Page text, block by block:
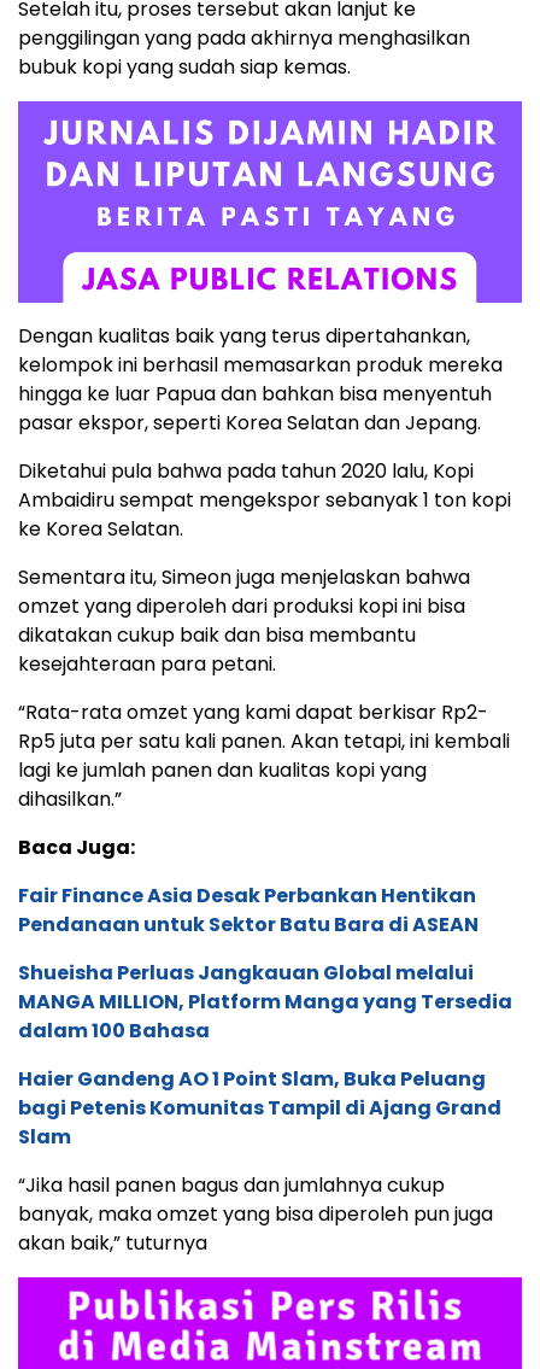
Setelah itu, proses tersebut akan lanjut ke
penggilingan yang pada akhirnya menghasilkan
bubuk kopi yang sudah siap kemas.
Dengan kualitas baik yang terus dipertahankan,
kelompok ini berhasil memasarkan produk mereka
hingga ke luar Papua dan bahkan bisa menyentuh
pasar ekspor, seperti Korea Selatan dan Jepang.
Diketahui pula bahwa pada tahun 2020 lalu, Kopi
Ambaidiru sempat mengekspor sebanyak 1 ton kopi
ke Korea Selatan.
Sementara itu, Simeon juga menjelaskan bahwa
omzet yang diperoleh dari produksi kopi ini bisa
dikatakan cukup baik dan bisa membantu
kesejahteraan para petani.
“Rata-rata omzet yang kami dapat berkisar Rp2-
Rp5 juta per satu kali panen. Akan tetapi, ini kembali
lagi ke jumlah panen dan kualitas kopi yang
dihasilkan.”
Baca Juga:
Fair Finance Asia Desak Perbankan Hentikan
Pendanaan untuk Sektor Batu Bara di ASEAN
Shueisha Perluas Jangkauan Global melalui
MANGA MILLION, Platform Manga yang Tersedia
dalam 100 Bahasa
Haier Gandeng AO 1 Point Slam, Buka Peluang
bagi Petenis Komunitas Tampil di Ajang Grand
Slam
“Jika hasil panen bagus dan jumlahnya cukup
banyak, maka omzet yang bisa diperoleh pun juga
akan baik,” tuturnya